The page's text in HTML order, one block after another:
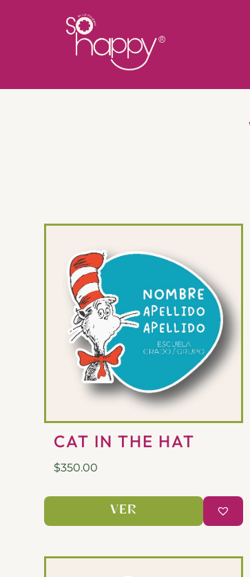
CAT IN THE HAT
$350.00
VER